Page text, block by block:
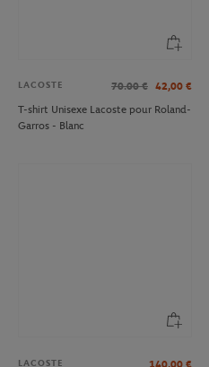
LACOSTE 70.00 € 42,00 €
T-shirt Unisexe Lacoste pour Roland-
Garros - Blanc
LACOSTE 140,00 €